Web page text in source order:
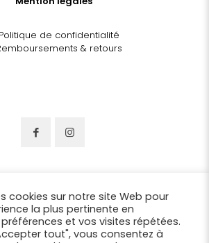
Politique de confidentialité
& retours
cookies sur notre site Web pour
la plus pertinente en
et vos visites répétées.
tout", vous consentez à